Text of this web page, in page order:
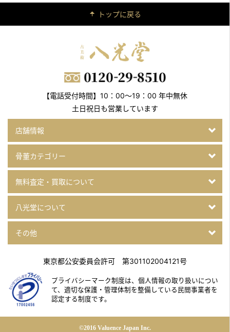
トップに戻る
【電話受付時間】10：00～19：00 年中無休
土日祝日も営業しています
店舗情報
骨董カテゴリー
無料査定・買取について
八光堂について
その他
東京都公安委員会許可 第301102004121号
プライバシーマーク制度は、個人情報の取り扱いについ
て、適切な保護・管理体制を整備している民間事業者を
認定する制度です。
©2016 Valuence Japan Inc.